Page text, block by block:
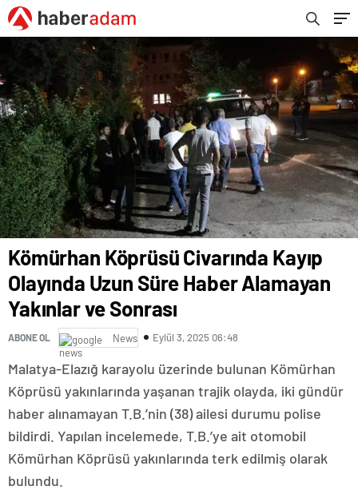
Kömürhan Köprüsü Civarında Kayıp
Olayında Uzun Süre Haber Alamayan
Yakınlar ve Sonrası
ABONE OL News Eylül 3, 2025 06:48
Malatya-Elazığ karayolu üzerinde bulunan Kömürhan
Köprüsü yakınlarında yaşanan trajik olayda, iki gündür
haber alınamayan T.B.’nin (38) ailesi durumu polise
bildirdi. Yapılan incelemede, T.B.’ye ait otomobil
Kömürhan Köprüsü yakınlarında terk edilmiş olarak
bulundu.